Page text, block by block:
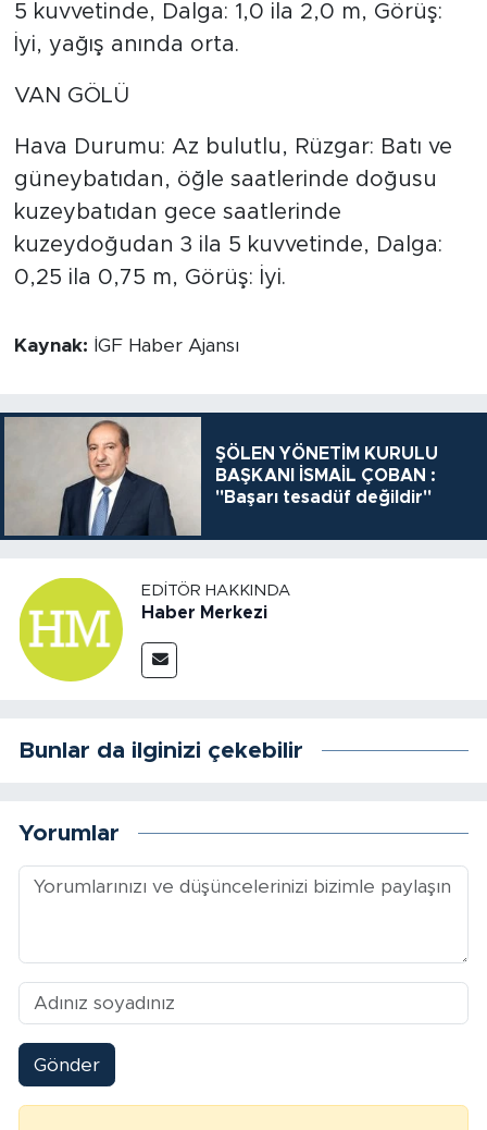
5 kuvvetinde, Dalga: 1,0 ila 2,0 m, Görüş:
İyi, yağış anında orta.
VAN GÖLÜ
Hava Durumu: Az bulutlu, Rüzgar: Batı ve
güneybatıdan, öğle saatlerinde doğusu
kuzeybatıdan gece saatlerinde
kuzeydoğudan 3 ila 5 kuvvetinde, Dalga:
0,25 ila 0,75 m, Görüş: İyi.
Kaynak: İGF Haber Ajansı
ŞÖLEN YÖNETİM KURULU
BAŞKANI İSMAİL ÇOBAN :
"Başarı tesadüf değildir"
EDITÖR HAKKINDA
Haber Merkezi
Bunlar da ilginizi çekebilir
Yorumlar
Gönder